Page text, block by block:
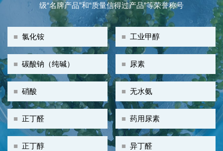
级“名牌产品”和“质量信得过产品”等荣誉称号
■ 工业甲醇
■ 氯化铵
■ 尿素
■ 碳酸钠（纯碱）
■无水氨
■ 硝酸
■药用尿素
■ 正丁醛
■异丁醛
■ 正丁醇